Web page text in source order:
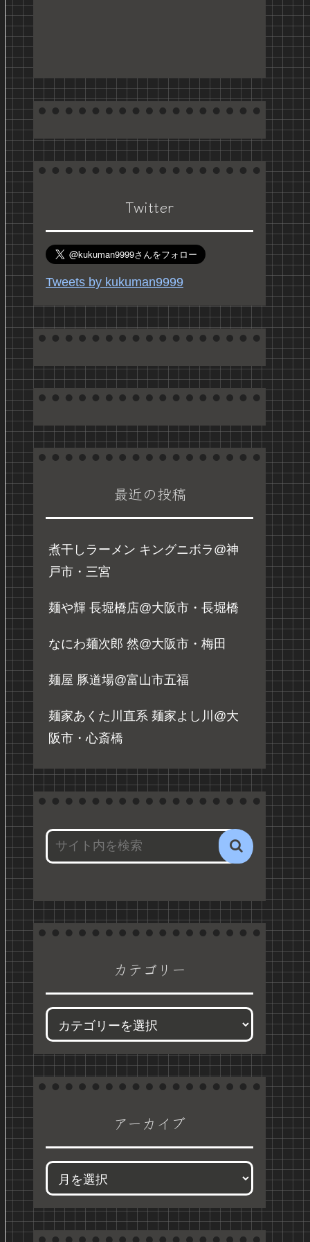
Twitter
Tweets by kukuman9999
最近の投稿
煮干しラーメン キングニボラ@神
戸市・三宮
麺や輝 長堀橋店@大阪市・長堀橋
なにわ麺次郎 然@大阪市・梅田
麺屋 豚道場@富山市五福
麺家あくた川直系 麺家よし川@大
阪市・心斎橋
カテゴリー
アーカイブ